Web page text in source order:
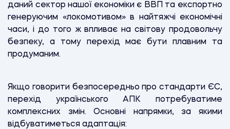
даний сектор нашої економіки є ВВП та експортно
генеруючим «локомотивом» в найтяжчі економічні
часи, і до того ж впливає на світову продовольчу
безпеку, а тому перехід має бути плавним та
продуманим.
Якщо говорити безпосередньо про стандарти ЄС,
перехід українського АПК потребуватиме
комплексних змін. Основні напрямки, за якими
відбуватиметься адаптація: